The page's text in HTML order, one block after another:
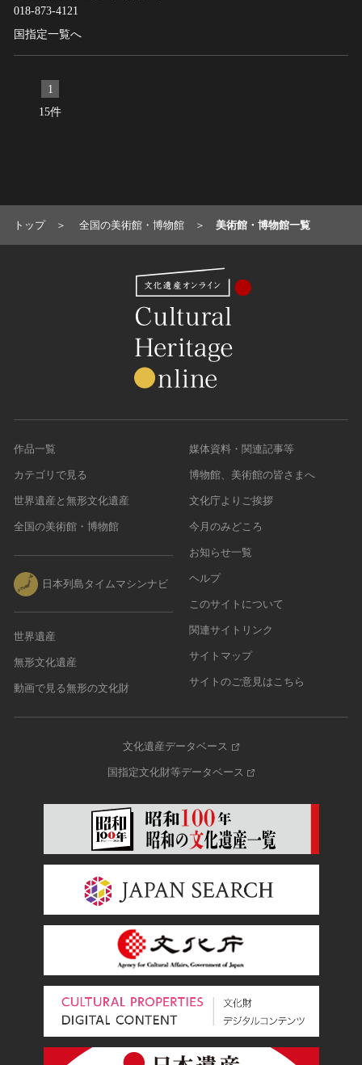
018-873-4121
国指定一覧へ
15件
1
トップ 全国の美術館・博物館 美術館・博物館一覧
作品一覧
カテゴリで見る
世界遺産と無形文化遺産
全国の美術館・博物館
日本列島タイムマシンナビ
世界遺産
無形文化遺産
動画で見る無形の文化財
媒体資料・関連記事等
博物館、美術館の皆さまへ
文化庁よりご挨拶
今月のみどころ
お知らせ一覧
ヘルプ
このサイトについて
関連サイトリンク
サイトマップ
サイトのご意見はこちら
文化遺産データベース
国指定文化財等データベース